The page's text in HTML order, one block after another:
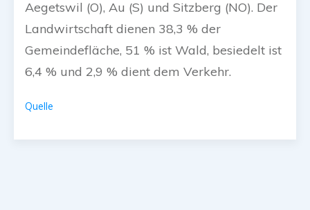
Aegetswil (O), Au (S) und Sitzberg (NO). Der
Landwirtschaft dienen 38,3 % der
Gemeindefläche, 51 % ist Wald, besiedelt ist
6,4 % und 2,9 % dient dem Verkehr.
Quelle